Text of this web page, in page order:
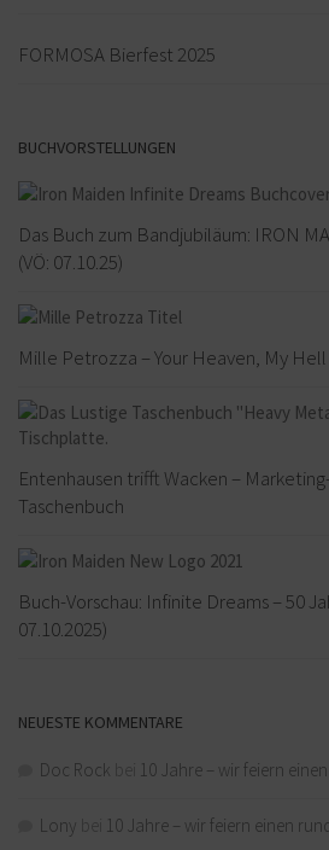
FORMOSA Bierfest 2025
BUCHVORSTELLUNGEN
Das Buch zum Bandjubiläum: IRON
(VÖ: 07.10.25)
Mille Petrozza – Your Heaven, My Hell
Entenhausen trifft Wacken –
Taschenbuch
Buch-Vorschau: Infinite Dreams – 50
07.10.2025)
NEUESTE KOMMENTARE
Doc Rock 10 Jahre – wir feiern
Lony 10 Jahre – wir feiern einen